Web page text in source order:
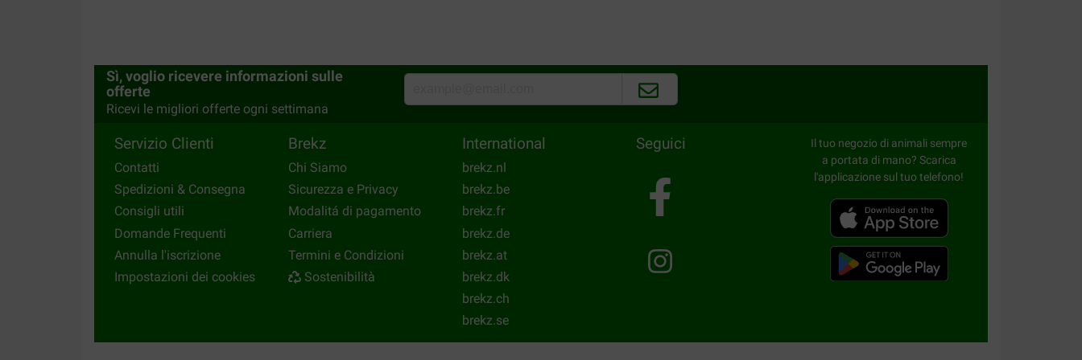
Sì, voglio ricevere informazioni sulle
offerte
Ricevi le migliori offerte ogni settimana
Servizio Clienti
Contatti
Spedizioni & Consegna
Consigli utili
Domande Frequenti
Annulla l'iscrizione
Impostazioni dei cookies
Brekz
Chi Siamo
Sicurezza e Privacy
Modalitá di pagamento
Carriera
Termini e Condizioni
Sostenibilità
International
brekz.nl
brekz.be
brekz.fr
brekz.de
brekz.at
brekz.dk
brekz.ch
brekz.se
Seguici
Il tuo negozio di animali sempre
a portata di mano? Scarica
l'applicazione sul tuo telefono!